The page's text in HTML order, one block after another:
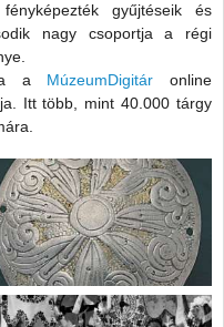
gyűjtéseik és
nagy csoportja a régi
a MúzeumDigitár online
Itt több, mint 40.000 tárgy